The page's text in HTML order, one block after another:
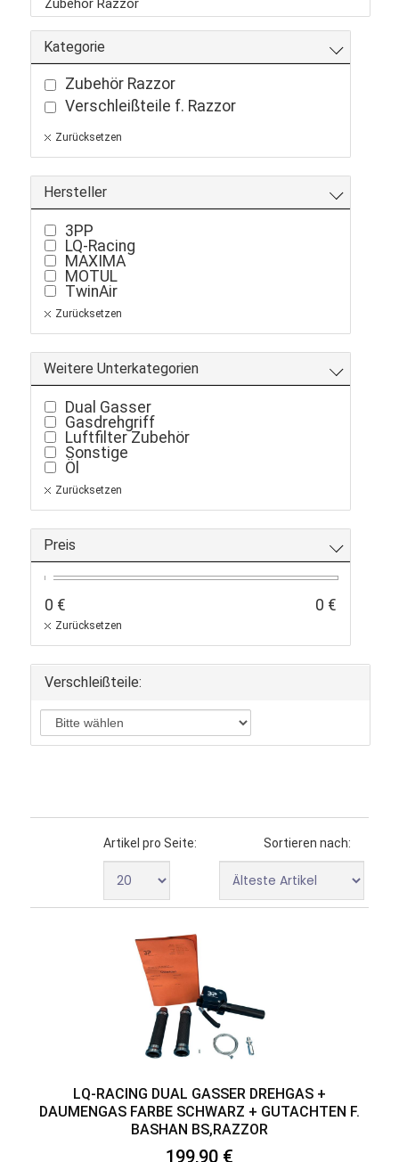
Zubehör Razzor
Kategorie
Zubehör Razzor
Verschleißteile f. Razzor
Zurücksetzen
Hersteller
3PP
LQ-Racing
MAXIMA
MOTUL
TwinAir
Zurücksetzen
Weitere Unterkategorien
Dual Gasser
Gasdrehgriff
Luftfilter Zubehör
Sonstige
Öl
Zurücksetzen
Preis
0 € 0 €
Zurücksetzen
Verschleißteile:
Sortieren nach:
Artikel pro Seite:
LQ-RACING DUAL GASSER DREHGAS +
DAUMENGAS FARBE SCHWARZ + GUTACHTEN F.
BASHAN BS,RAZZOR
199,90 €